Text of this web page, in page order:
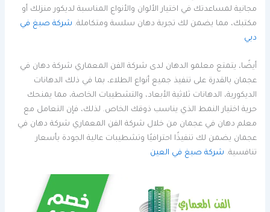
مجانية لمساعدتك في اختيار الألوان والأنواع المناسبة لديكور منزلك أو
مكتبك، مما يضمن لك تجربة دهان سلسة ومتكاملة. شركة صبغ في
دبي
أيضًا، يتمتع معلمو الدهان لدى شركة الفن المعماري شركة دهان في
عجمان بالقدرة على تنفيذ جميع أنواع الطلاء، بما في ذلك الدهانات
الديكورية، الدهانات ثلاثية الأبعاد، والتشطيبات الخاصة، مما يمنحك
حرية اختيار النمط الذي يناسب ذوقك الخاص. لذلك، فإن التعامل مع
معلم دهان في عجمان من خلال شركة الفن المعماري شركة دهان في
عجمان يضمن لك تنفيذًا احترافيًا وتشطيبات عالية الجودة بأسعار
تنافسية. شركة صبغ في العين